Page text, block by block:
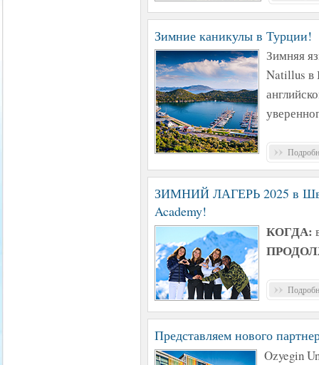
Зимние каникулы в Турции!
Зимняя
Natillus в
ЗИМНИЙ ЛАГЕРЬ 2025 в
Academy!
КОГДА:
Представляем нового
Ozyegin